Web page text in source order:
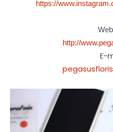
https://
http://
E-